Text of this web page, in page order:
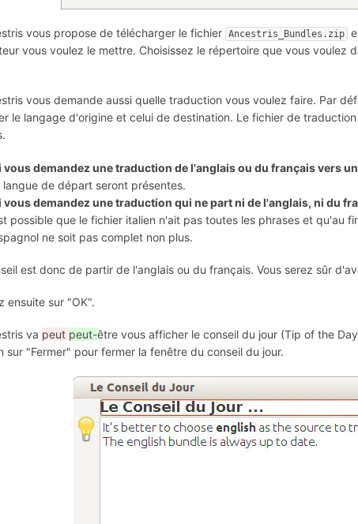
vous propose de télécharger le fichier Ancestris_Bundles.zip
vous voulez le mettre. Choisissez le répertoire que vous voulez
vous demande aussi quelle traduction vous voulez faire. Par
le langage d'origine et celui de destination. Le fichier de
vous demandez une traduction de l'anglais ou du français vers
langue de départ seront présentes.
vous demandez une traduction qui ne part ni de l'anglais, ni du
possible que le fichier italien n'ait pas toutes les phrases et qu'au
ne soit pas complet non plus.
est donc de partir de l'anglais ou du français. Vous serez sûr
ensuite sur "OK".
va peut peut-être vous afficher le conseil du jour (Tip of the
sur "Fermer" pour fermer la fenêtre du conseil du jour.